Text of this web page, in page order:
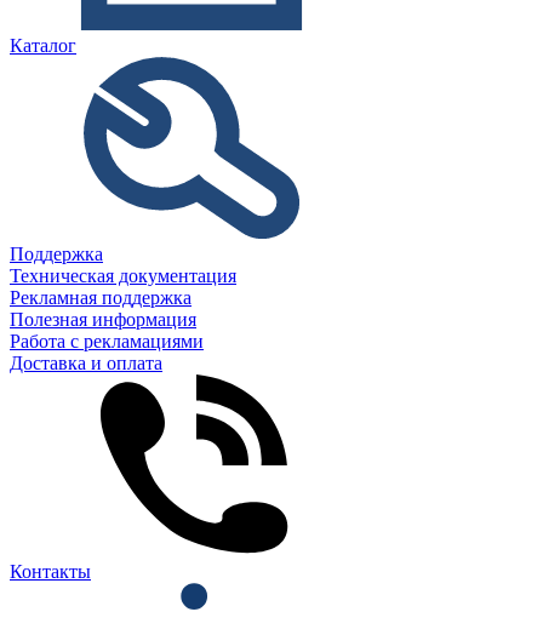
Каталог
Поддержка
Техническая документация
Рекламная поддержка
Полезная информация
Работа с рекламациями
Доставка и оплата
Контакты